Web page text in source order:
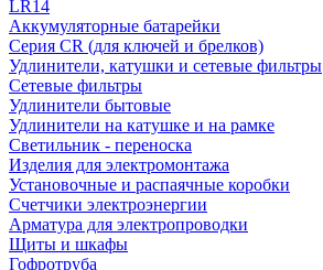
LR14
Аккумуляторные батарейки
Серия CR (для ключей и брелков)
Удлинители, катушки и сетевые фильтры
Сетевые фильтры
Удлинители бытовые
Удлинители на катушке и на рамке
Светильник - переноска
Изделия для электромонтажа
Установочные и распаячные коробки
Счетчики электроэнергии
Арматура для электропроводки
Щиты и шкафы
Гофротруба